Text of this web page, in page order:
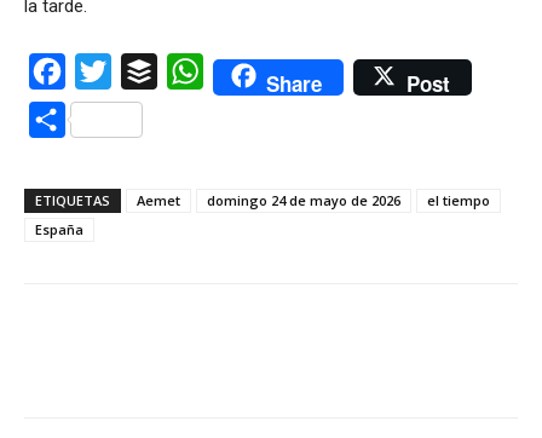
la tarde.
Facebook
Twitter Buffer WhatsAppShare Post
Compartir
ETIQUETAS Aemet domingo 24 de mayo de 2026
el tiempo
España